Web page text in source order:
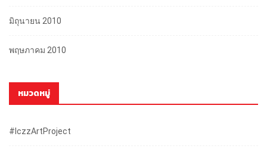
มิถุนายน 2010
พฤษภาคม 2010
หมวดหมู่
#iczzArtProject